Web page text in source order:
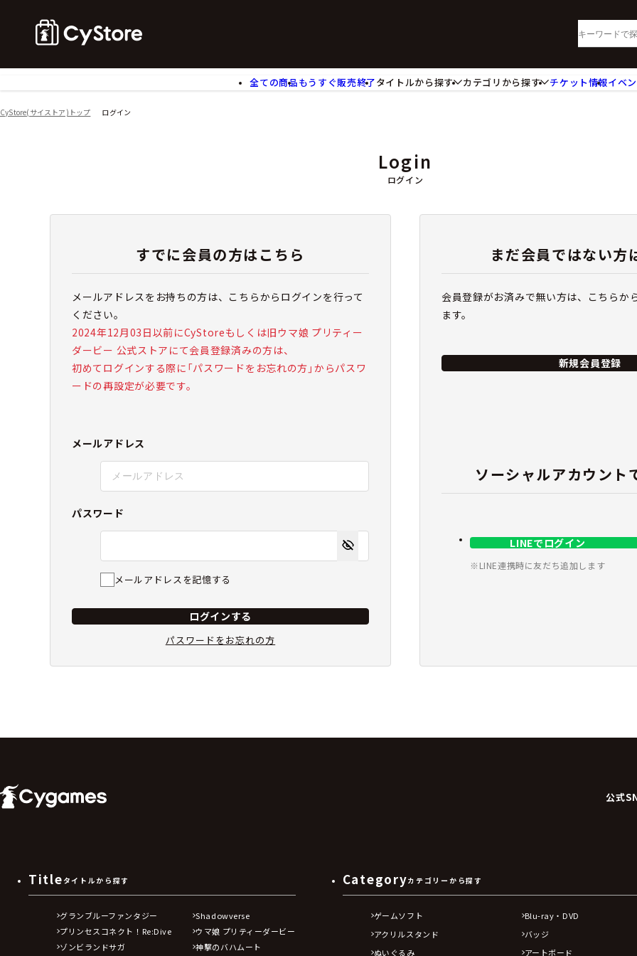
全ての商品もうすぐ販売終了タイトルから探す
カテゴリから探す
アクリルスタンド
ブレードホルダー
文具
書籍 コミック・小説
チケット情報イベ
CyStore(サイストア)トップ ログイン
ログイン
Login
すでに会員の方はこちら
メールアドレスをお持ちの方は、こちらからログインを行って
ください。
2024年12月03日以前にCyStoreもしくは旧ウマ娘 プリティー
ダービー 公式ストアにて会員登録済みの方は、
初めてログインする際に「パスワードをお忘れの方」からパスワ
ードの再設定が必要です。
メールアドレス
パスワード
メールアドレスを記憶する
ログインする
パスワードをお忘れの方
まだ会員ではない方
会員登録がお済みで無い方は、こちらか
ます。
新規会員登録
ソーシャルアカウント
LINEでログイン
※LINE連携時に友だち追加します
公式
Title タイトルから探す
グランブルーファンタジー
Shadowverse
プリンセスコネクト！Re:Dive
ウマ娘 プリティーダービー
ゾンビランドサガ
神撃のバハムート
Categoryカテゴリーから探す
ゲームソフト Blu-ray・DVD
アクリルスタンド
バッジ
ぬいぐるみ
アートボード